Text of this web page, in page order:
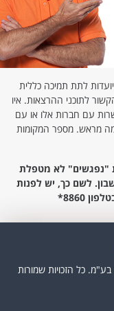
לתת תמיכה כללית
לתוכני ההרצאות. איו
עם חברות אלו או עם
מראש. מספר המקומות
"נפגשים" לא מטפלת
לשם כך, יש לפנות
8860*